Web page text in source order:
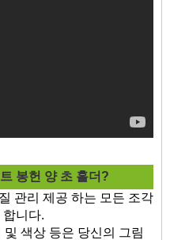
봉헌 양 초 홀더?
관리 제공 하는 모든 조각
니다.
색상 등은 당신의 그림